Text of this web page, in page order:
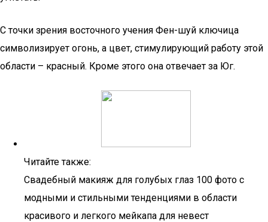
С точки зрения восточного учения Фен-шуй ключица
символизирует огонь, а цвет, стимулирующий работу этой
области – красный. Кроме этого она отвечает за Юг.
Читайте также:
Свадебный макияж для голубых глаз 100 фото с
модными и стильными тенденциями в области
красивого и легкого мейкапа для невест